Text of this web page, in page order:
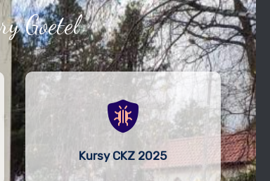
Goetel
Kursy CKZ 2025